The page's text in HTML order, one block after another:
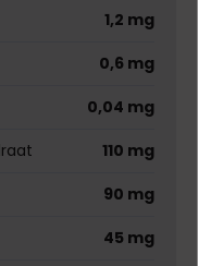
1,2 mg
0,6 mg
0,04 mg
110 mg
90 mg
45 mg